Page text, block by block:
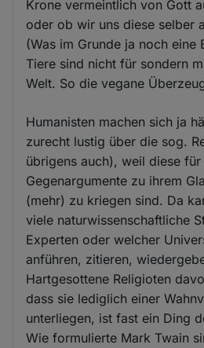
Krone vermeintlich von Gott
oder ob wir uns diese selber
(Was im Grunde ja noch eine
Tiere sind nicht für sondern
Welt. So die vegane
Humanisten machen sich ja
zurecht lustig über die sog.
übrigens auch), weil diese
Gegenargumente zu ihrem
(mehr) zu kriegen sind. Da
viele naturwissenschaftliche
Experten oder welcher
anführen, zitieren,
Hartgesottene Religioten
dass sie lediglich einer
unterliegen, ist fast ein Ding
Wie formulierte Mark Twain